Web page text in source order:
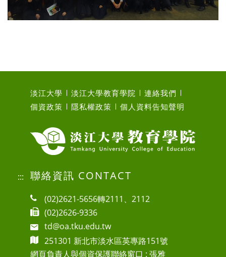
淡江大學 淡江大學教育學院
連絡我們
個資政策
隱私權政策 個人資料告知聲明
::: 聯絡資訊 CONTACT
(02)2621-5656轉2111、2112
(02)2626-9336
td@oa.tku.edu.tw
251301 新北市淡水區英專路151號
網頁負責人與個資保護聯絡窗口 : 張雅